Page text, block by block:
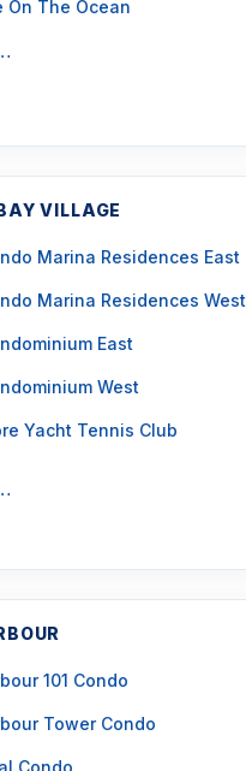
On The Ocean
VILLAGE
Marina Residences East
Marina Residences West
East
West
Yacht Tennis Club
101 Condo
Tower Condo
Condo